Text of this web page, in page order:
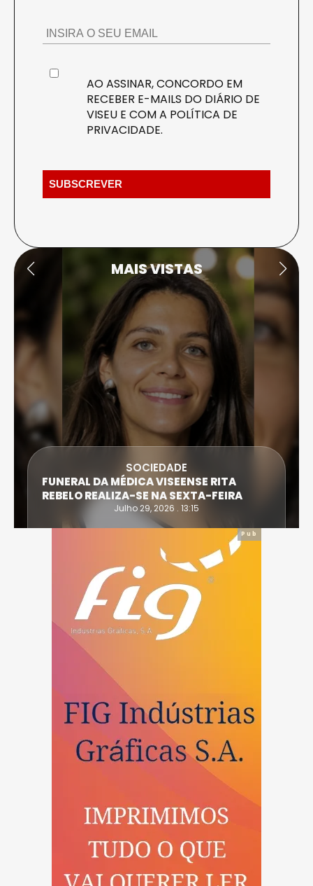
AO ASSINAR, CONCORDO EM
RECEBER E-MAILS DO DIÁRIO DE
VISEU E COM A POLÍTICA DE
PRIVACIDADE.
MAIS VISTAS
ATLETA DE CASTRO DAIRE SUPERA PROVA
EXTREMA DO TRIATLO E TORNA-SE
IRONWOMAN
Julho 28, 2026 . 16:14
Pub